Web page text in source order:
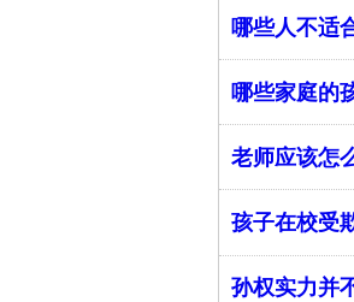
哪些人不适
哪些家庭的
老师应该怎
孩子在校受
孙权实力并